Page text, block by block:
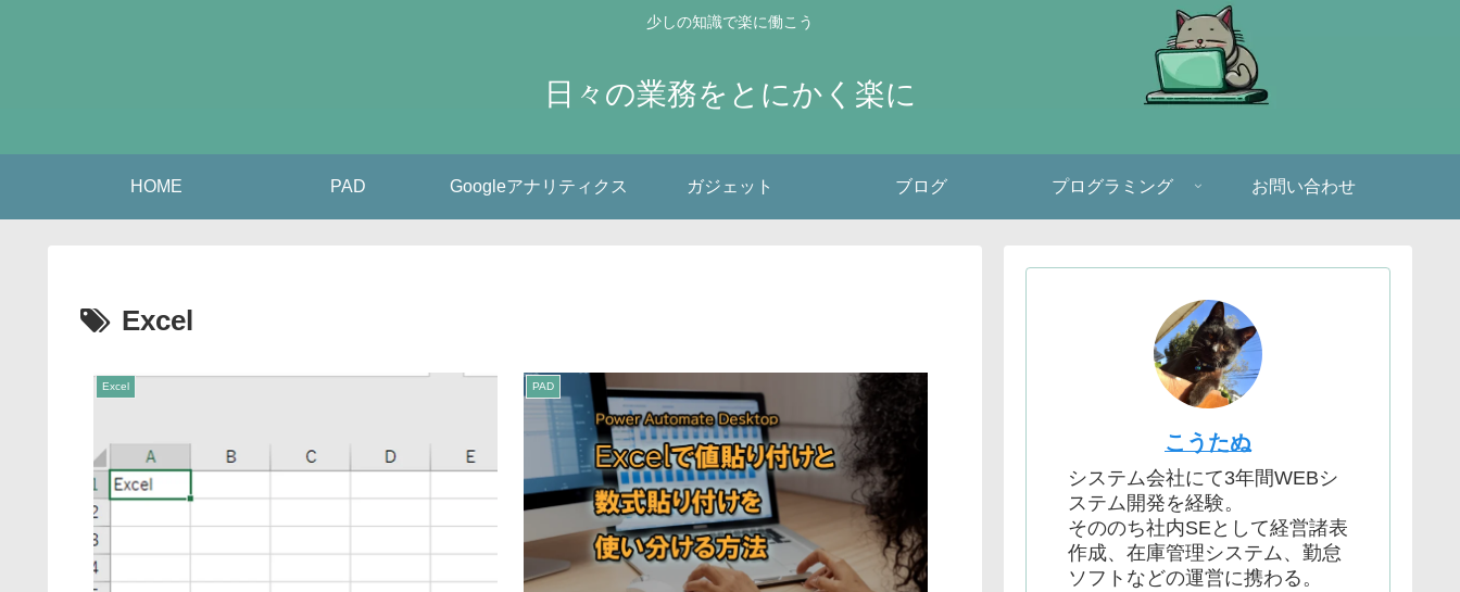
少しの知識で楽に働こう
日々の業務をとにかく楽に
HOME PAD Googleアナリティクス ガジェット ブログ プログラミング お問い合わせ
Excel
Excel PAD
こうたぬ
システム会社にて3年間WEBシ
ステム開発を経験。
そののち社内SEとして経営諸表
作成、在庫管理システム、勤怠
ソフトなどの運営に携わる。